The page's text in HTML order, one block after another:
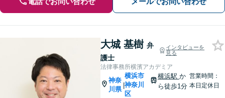
大城 基樹 弁
護士
インタビューを
見る
法律事務所横濱アカデミア
神奈
川県
|
横浜市
神奈川
区
横浜駅 か
ら徒歩1分
営業時間：
本日定休日